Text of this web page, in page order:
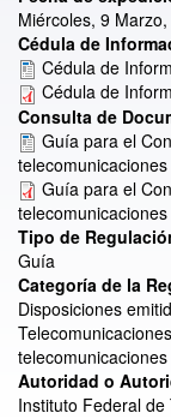
Miércoles, 9
Cédula de
Cédula de
Cédula de
Consulta de
Guía para el
Guía para el
Tipo de
Guía
Categoría de la
Disposiciones
Autoridad o
Instituto Federal